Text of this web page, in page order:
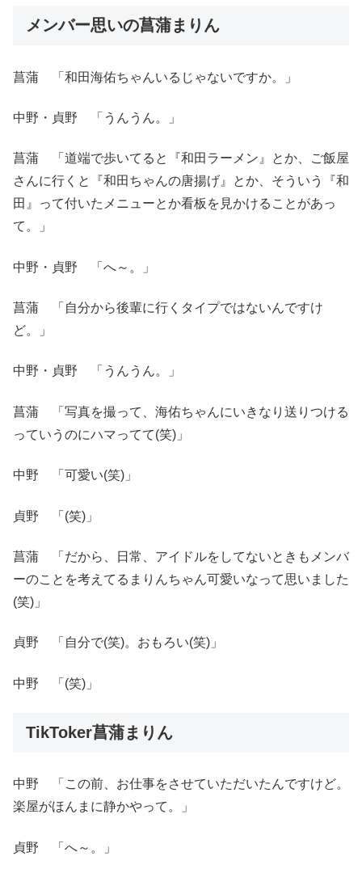
メンバー思いの菖蒲まりん
菖蒲 「和田海佑ちゃんいるじゃないですか。」
中野・貞野 「うんうん。」
菖蒲 「道端で歩いてると『和田ラーメン』とか、ご飯屋
さんに行くと『和田ちゃんの唐揚げ』とか、そういう『和
田』って付いたメニューとか看板を見かけることがあっ
て。」
中野・貞野 「へ～。」
菖蒲 「自分から後輩に行くタイプではないんですけ
ど。」
中野・貞野 「うんうん。」
菖蒲 「写真を撮って、海佑ちゃんにいきなり送りつける
っていうのにハマってて(笑)」
中野 「可愛い(笑)」
貞野 「(笑)」
菖蒲 「だから、日常、アイドルをしてないときもメンバ
ーのことを考えてるまりんちゃん可愛いなって思いました
(笑)」
貞野 「自分で(笑)。おもろい(笑)」
中野 「(笑)」
TikToker菖蒲まりん
中野 「この前、お仕事をさせていただいたんですけど。
楽屋がほんまに静かやって。」
貞野 「へ～。」